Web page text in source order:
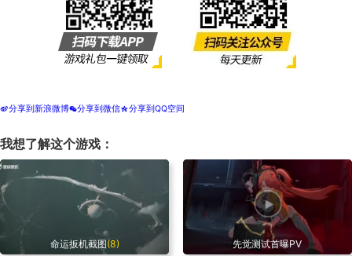
t分享到新浪微博w分享到微信z分享到QQ空间
我想了解这个游戏：
命运扳机截图(8)
先觉测试首曝PV